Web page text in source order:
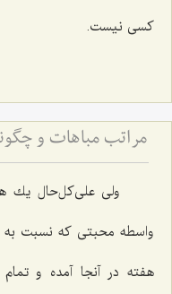
كسی نیست.
مراتب مباهات و
ولی علی‌كل‌حال یك
واسطه محبتی كه نسبت به
هفته در آنجا آمده و